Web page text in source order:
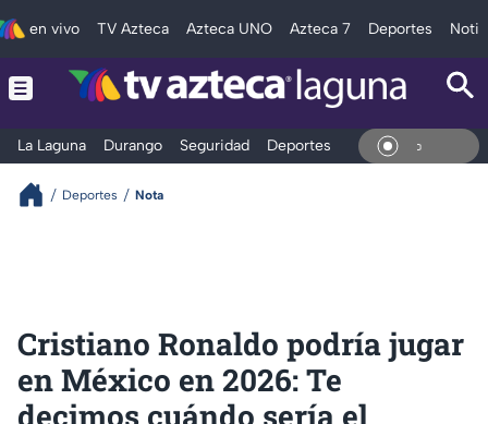
en vivo TV Azteca Azteca UNO Azteca 7 Deportes
La Laguna Durango Seguridad Deportes EntretenimientoEn
Deportes Nota
Cristiano Ronaldo podría jugar
en México en 2026: Te
decimos cuándo sería el